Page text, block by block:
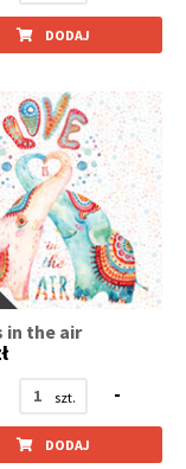
DODAJ
in the air
-
DODAJ